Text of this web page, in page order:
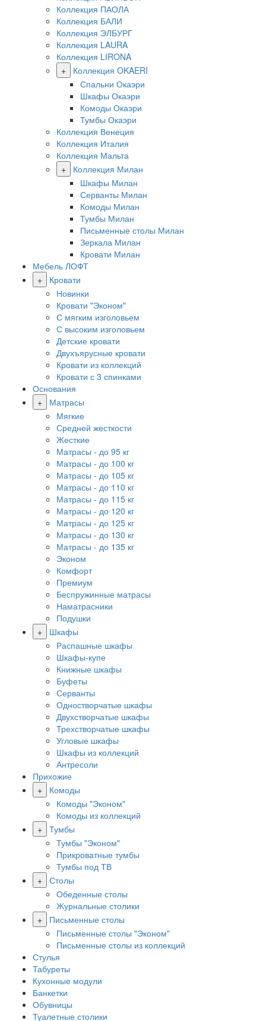
Коллекция ПАОЛА
Коллекция БАЛИ
Коллекция ЭЛБУРГ
Коллекция LAURA
Коллекция LIRONA
+
Коллекция OKAERI
Спальни Окаэри
Шкафы Окаэри
Комоды Окаэри
Тумбы Окаэри
Коллекция Венеция
Коллекция Италия
Коллекция Мальта
+
Коллекция Милан
Шкафы Милан
Серванты Милан
Комоды Милан
Тумбы Милан
Письменные столы Милан
Зеркала Милан
Кровати Милан
Мебель ЛОФТ
+
Кровати
Новинки
Кровати "Эконом"
С мягким изголовьем
С высоким изголовьем
Детские кровати
Двухъярусные кровати
Кровати из коллекций
Кровати с 3 спинками
Основания
+
Матрасы
Мягкие
Средней жесткости
Жесткие
Матрасы - до 95 кг
Матрасы - до 100 кг
Матрасы - до 105 кг
Матрасы - до 110 кг
Матрасы - до 115 кг
Матрасы - до 120 кг
Матрасы - до 125 кг
Матрасы - до 130 кг
Матрасы - до 135 кг
Эконом
Комфорт
Премиум
Беспружинные матрасы
Наматрасники
Подушки
+
Шкафы
Распашные шкафы
Шкафы-купе
Книжные шкафы
Буфеты
Серванты
Одностворчатые шкафы
Двухстворчатые шкафы
Трехстворчатые шкафы
Угловые шкафы
Шкафы из коллекций
Антресоли
Прихожие
+
Комоды
Комоды "Эконом"
Комоды из коллекций
+ Тумбы
Тумбы "Эконом"
Прикроватные тумбы
Тумбы под ТВ
+ Столы
Обеденные столы
Журнальные столики
+
Письменные столы
Письменные столы "Эконом"
Письменные столы из коллекций
Стулья
Табуреты
Кухонные модули
Банкетки
Обувницы
Туалетные столики